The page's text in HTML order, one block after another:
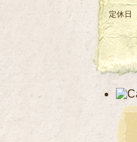
定休日